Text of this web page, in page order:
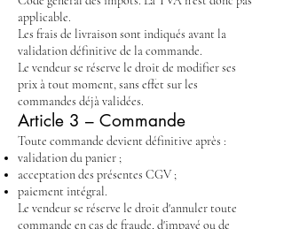
applicable.
Les frais de livraison sont indiqués avant la
validation définitive de la commande.
Le vendeur se réserve le droit de modifier ses
prix à tout moment, sans effet sur les
commandes déjà validées.
Article 3 – Commande
Toute commande devient définitive après :
validation du panier ;
acceptation des présentes CGV ;
paiement intégral.
Le vendeur se réserve le droit d'annuler toute
commande en cas de fraude, d'impayé ou de